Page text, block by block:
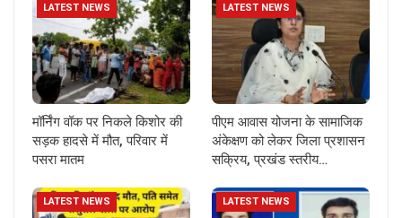
LATEST NEWS
मॉर्निंग वॉक पर निकले किशोर की
सड़क हादसे में मौत, परिवार में
पसरा मातम
LATEST NEWS
पीएम आवास योजना के सामाजिक
अंकेक्षण को लेकर जिला प्रशासन
सक्रिय, प्रखंड स्तरीय…
LATEST NEWS LATEST NEWS